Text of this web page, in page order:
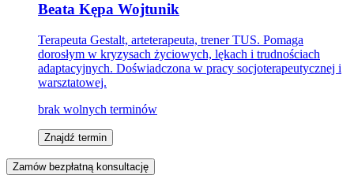
Beata Kępa Wojtunik
Terapeuta Gestalt, arteterapeuta, trener TUS. Pomaga
dorosłym w kryzysach życiowych, lękach i trudnościach
adaptacyjnych. Doświadczona w pracy socjoterapeutycznej i
warsztatowej.
brak wolnych terminów
Znajdź termin
Zamów bezpłatną konsultację